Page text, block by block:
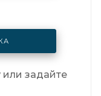
или задайте